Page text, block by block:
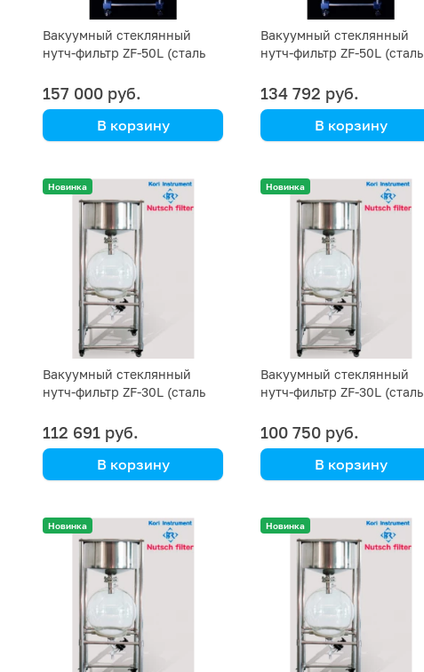
Вакуумный стеклянный
нутч-фильтр ZF-50L (сталь
157 000 руб.
В корзину
Вакуумный стеклянный
нутч-фильтр ZF-50L (сталь
134 792 руб.
В корзину
Новинка
Вакуумный стеклянный
нутч-фильтр ZF-30L (сталь
112 691 руб.
В корзину
Новинка
Вакуумный стеклянный
нутч-фильтр ZF-30L (сталь
100 750 руб.
В корзину
Новинка Новинка